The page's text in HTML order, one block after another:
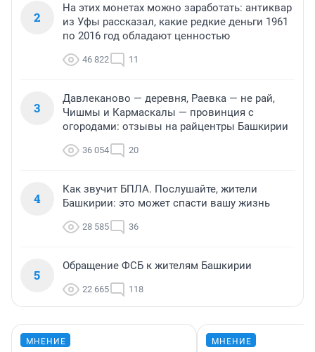
2
На этих монетах можно заработать: антиквар
из Уфы рассказал, какие редкие деньги 1961
по 2016 год обладают ценностью
46 822 11
3
Давлеканово — деревня, Раевка — не рай,
Чишмы и Кармаскалы — провинция с
огородами: отзывы на райцентры Башкирии
36 054 20
4
Как звучит БПЛА. Послушайте, жители
Башкирии: это может спасти вашу жизнь
28 585 36
5
Обращение ФСБ к жителям Башкирии
22 665 118
МНЕНИЕ МНЕНИЕ